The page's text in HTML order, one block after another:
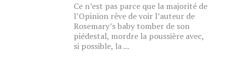
Ce n’est pas parce que la majorité de
l’Opinion rêve de voir l’auteur de
Rosemary’s baby tomber de son
piédestal, mordre la poussière avec,
si possible, la ...